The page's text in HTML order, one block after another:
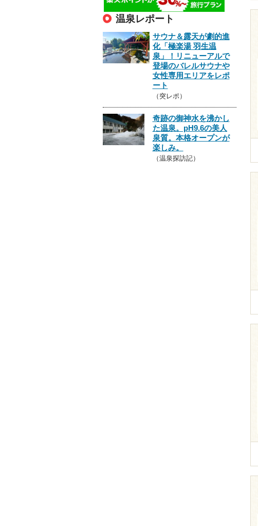
温泉レポート
サウナ＆露天が劇的進
化「極楽湯 羽生温
泉」！リニューアルで
登場のバレルサウナや
女性専用エリアをレポ
ート
（突レポ）
奇跡の御神水を沸かし
た温泉。pH9.6の美人
泉質。本格オープンが
楽しみ。
（温泉探訪記）